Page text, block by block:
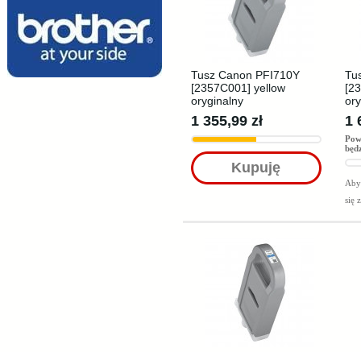
Tusz Canon PFI710Y
[2357C001] yellow
oryginalny
1 355,99 zł
Kupuję
1
się